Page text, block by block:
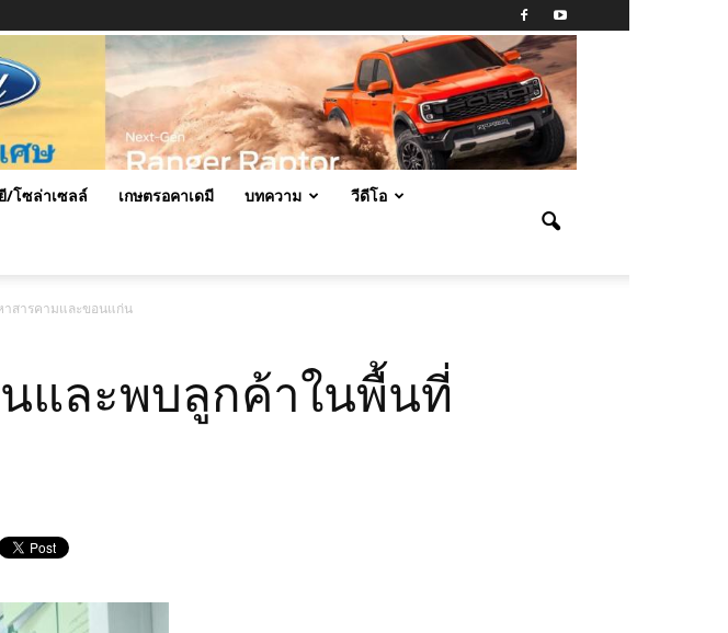
/โซล่าเซลล์ เกษตรอคาเดมี บทความ วีดีโอ
าสารคามและขอนแก่น
นและพบลูกค้าในพื้นที่